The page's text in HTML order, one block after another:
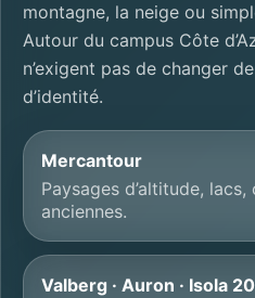
montagne, la neige ou
Autour du campus Côte
n’exigent pas de changer
d’identité.
Mercantour
Paysages d’altitude,
anciennes.
Valberg · Auron · Isola